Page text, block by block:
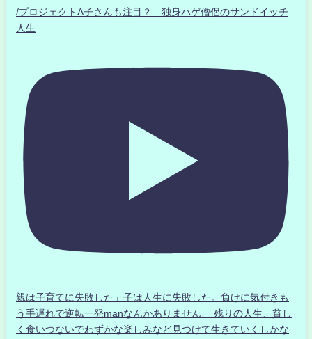
/プロジェクトA子さんも注目？ 独身ハゲ僧侶のサンドイッチ
人生
親は子育てに失敗した」子は人生に失敗した。負けに気付きも
う手遅れで逆転一発manなんかありません、 残りの人生、貧し
く食いつないでわずかな楽しみなど見つけて生きていくしかな